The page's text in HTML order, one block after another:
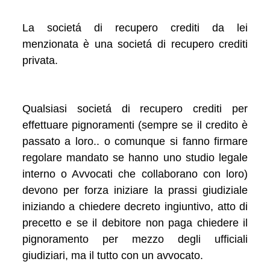
La societá di recupero crediti da lei
menzionata è una societá di recupero crediti
privata.
Qualsiasi societá di recupero crediti per
effettuare pignoramenti (sempre se il credito è
passato a loro.. o comunque si fanno firmare
regolare mandato se hanno uno studio legale
interno o Avvocati che collaborano con loro)
devono per forza iniziare la prassi giudiziale
iniziando a chiedere decreto ingiuntivo, atto di
precetto e se il debitore non paga chiedere il
pignoramento per mezzo degli ufficiali
giudiziari, ma il tutto con un avvocato.